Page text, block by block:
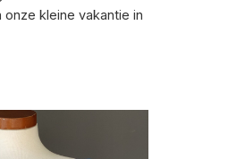
onze kleine vakantie in